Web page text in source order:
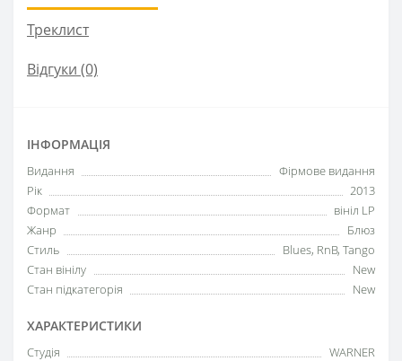
Треклист
Відгуки (0)
ІНФОРМАЦІЯ
Видання
Фірмове видання
Рік
2013
Формат
вініл LP
Жанр
Блюз
Стиль
Blues, RnB, Tango
Стан вінілу
New
Стан підкатегорія
New
ХАРАКТЕРИСТИКИ
Студія
WARNER